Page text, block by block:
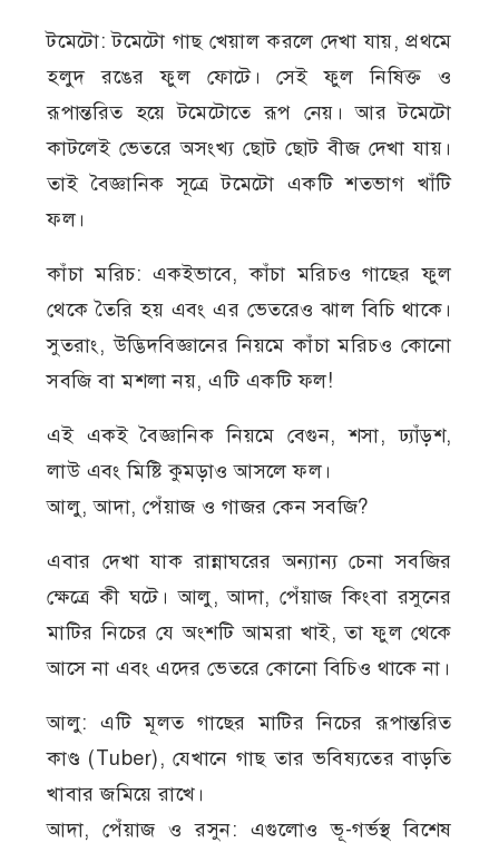
টমেটো: টমেটো গাছ খেয়াল করলে দেখা যায়, প্রথমে
হলুদ রঙের ফুল ফোটে। সেই ফুল নিষিক্ত ও
রূপান্তরিত হয়ে টমেটোতে রূপ নেয়। আর টমেটো
কাটলেই ভেতরে অসংখ্য ছোট ছোট বীজ দেখা যায়।
তাই বৈজ্ঞানিক সূত্রে টমেটো একটি শতভাগ খাঁটি
ফল।
কাঁচা মরিচ: একইভাবে, কাঁচা মরিচও গাছের ফুল
থেকে তৈরি হয় এবং এর ভেতরেও ঝাল বিচি থাকে।
সুতরাং, উদ্ভিদবিজ্ঞানের নিয়মে কাঁচা মরিচও কোনো
সবজি বা মশলা নয়, এটি একটি ফল!
এই একই বৈজ্ঞানিক নিয়মে বেগুন, শসা, ঢ্যাঁড়শ,
লাউ এবং মিষ্টি কুমড়াও আসলে ফল।
আলু, আদা, পেঁয়াজ ও গাজর কেন সবজি?
এবার দেখা যাক রান্নাঘরের অন্যান্য চেনা সবজির
ক্ষেত্রে কী ঘটে। আলু, আদা, পেঁয়াজ কিংবা রসুনের
মাটির নিচের যে অংশটি আমরা খাই, তা ফুল থেকে
আসে না এবং এদের ভেতরে কোনো বিচিও থাকে না।
আলু: এটি মূলত গাছের মাটির নিচের রূপান্তরিত
কাণ্ড (Tuber), যেখানে গাছ তার ভবিষ্যতের বাড়তি
খাবার জমিয়ে রাখে।
আদা, পেঁয়াজ ও রসুন: এগুলোও ভূ-গর্ভস্থ বিশেষ